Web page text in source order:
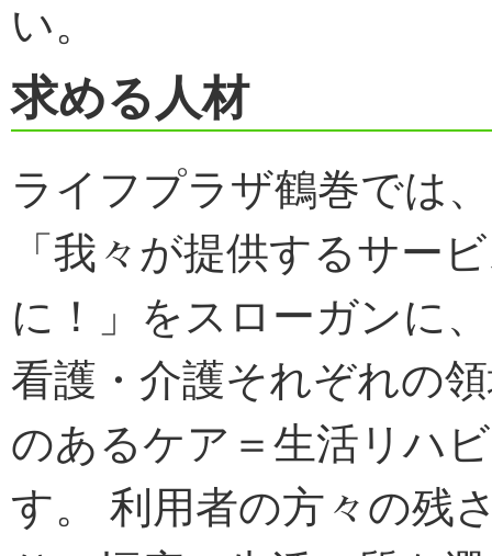
い。
求める人材
ライフプラザ鶴巻では、
「我々が提供するサー
に！」をスローガンに
看護・介護それぞれの
のあるケア＝生活リハ
す。 利用者の方々の残